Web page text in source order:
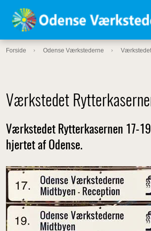
Forside Odense Værkstederne
Værkstedet
Værkstedet Rytterkasernen 17-
hjertet af Odense.